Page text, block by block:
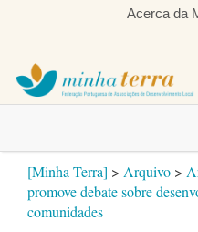
Acerca da
[Minha Terra] > Arquivo >
promove debate sobre
comunidades